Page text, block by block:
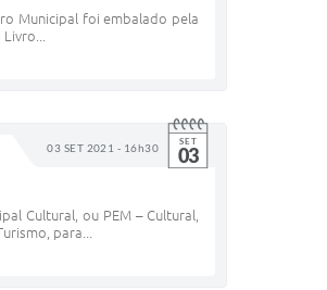
Municipal foi embalado pela
03 SET 2021 - 16h30 SET
03
Cultural, ou PEM – Cultural,
para...